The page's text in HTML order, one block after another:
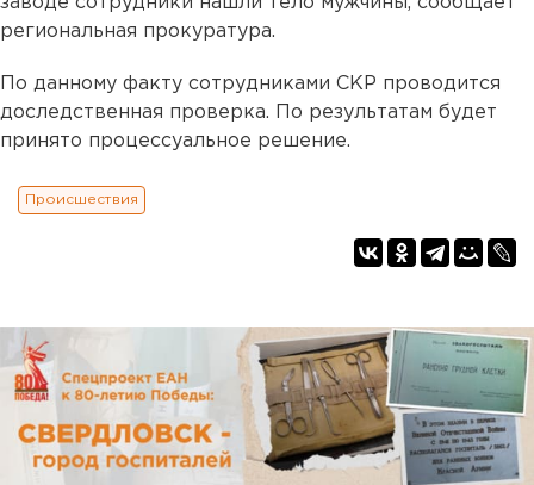
региональная прокуратура.
По данному факту сотрудниками СКР проводится
доследственная проверка. По результатам будет
принято процессуальное решение.
Происшествия